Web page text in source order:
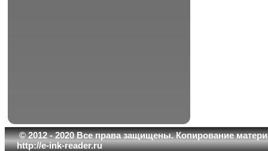
© 2012 - 2020 Все права защищены. Копирование
http://e-ink-reader.ru